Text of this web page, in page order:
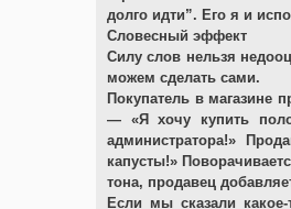
долго идти”. Его я и
Словесный эффект
Силу слов нельзя
можем сделать сами.
Покупатель в магазине
— «Я хочу купить
администратора!»
капусты!»
тона, продавец
Если мы сказали